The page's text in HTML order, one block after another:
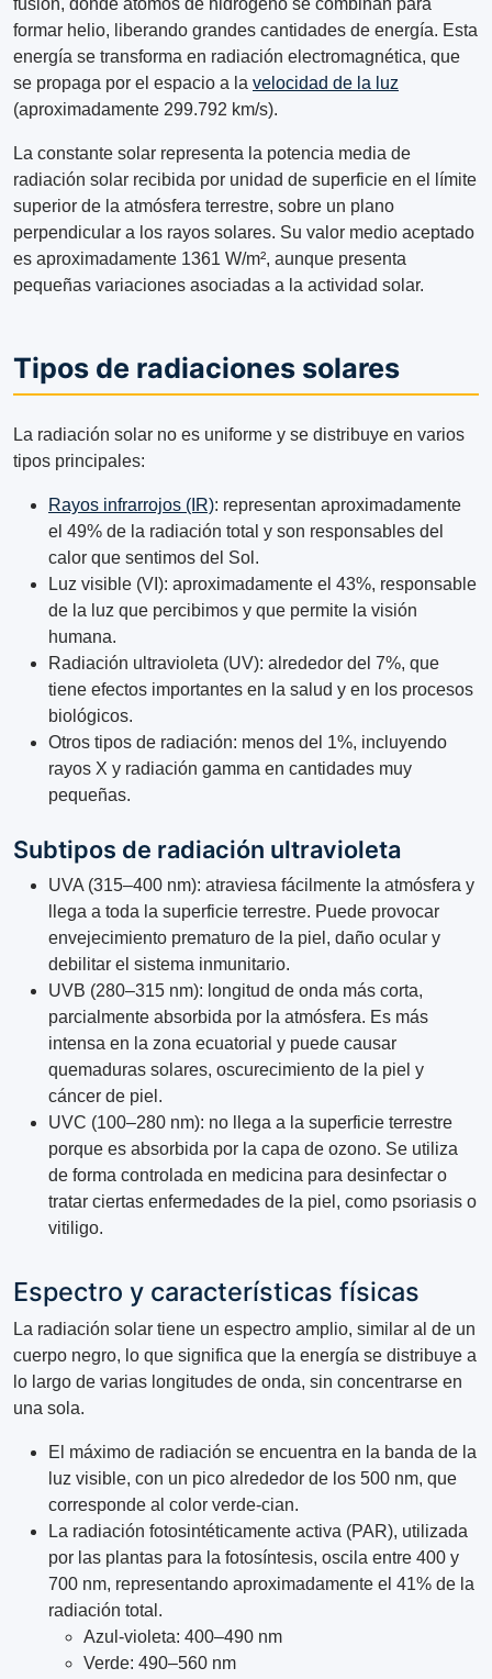
fusión, donde átomos de hidrógeno se combinan para
formar helio, liberando grandes cantidades de energía. Esta
energía se transforma en radiación electromagnética, que
se propaga por el espacio a la velocidad de la luz
(aproximadamente 299.792 km/s).
La constante solar representa la potencia media de
radiación solar recibida por unidad de superficie en el límite
superior de la atmósfera terrestre, sobre un plano
perpendicular a los rayos solares. Su valor medio aceptado
es aproximadamente 1361 W/m², aunque presenta
pequeñas variaciones asociadas a la actividad solar.
Tipos de radiaciones solares
La radiación solar no es uniforme y se distribuye en varios
tipos principales:
Rayos infrarrojos (IR): representan aproximadamente
el 49% de la radiación total y son responsables del
calor que sentimos del Sol.
Luz visible (VI): aproximadamente el 43%, responsable
de la luz que percibimos y que permite la visión
humana.
Radiación ultravioleta (UV): alrededor del 7%, que
tiene efectos importantes en la salud y en los procesos
biológicos.
Otros tipos de radiación: menos del 1%, incluyendo
rayos X y radiación gamma en cantidades muy
pequeñas.
Subtipos de radiación ultravioleta
UVA (315–400 nm): atraviesa fácilmente la atmósfera y
llega a toda la superficie terrestre. Puede provocar
envejecimiento prematuro de la piel, daño ocular y
debilitar el sistema inmunitario.
UVB (280–315 nm): longitud de onda más corta,
parcialmente absorbida por la atmósfera. Es más
intensa en la zona ecuatorial y puede causar
quemaduras solares, oscurecimiento de la piel y
cáncer de piel.
UVC (100–280 nm): no llega a la superficie terrestre
porque es absorbida por la capa de ozono. Se utiliza
de forma controlada en medicina para desinfectar o
tratar ciertas enfermedades de la piel, como psoriasis o
vitiligo.
Espectro y características físicas
La radiación solar tiene un espectro amplio, similar al de un
cuerpo negro, lo que significa que la energía se distribuye a
lo largo de varias longitudes de onda, sin concentrarse en
una sola.
El máximo de radiación se encuentra en la banda de la
luz visible, con un pico alrededor de los 500 nm, que
corresponde al color verde-cian.
La radiación fotosintéticamente activa (PAR), utilizada
por las plantas para la fotosíntesis, oscila entre 400 y
700 nm, representando aproximadamente el 41% de la
radiación total.
Azul-violeta: 400–490 nm
Verde: 490–560 nm